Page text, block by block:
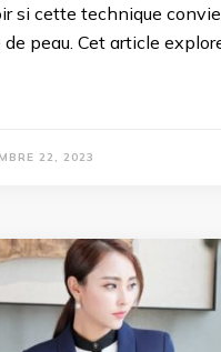
si cette technique
peau. Cet article
22, 2023